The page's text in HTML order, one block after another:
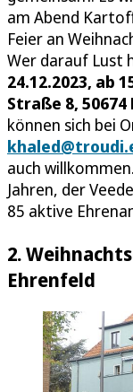
am Abend
Feier an
Wer darauf Lust
24.12.2023, ab
Straße 8, 50674
können sich bei
auch
Jahren, der
85 aktive
2.
Ehrenfeld